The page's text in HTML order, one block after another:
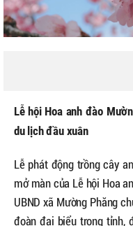
Lễ hội Hoa anh đào
du lịch đầu xuân
Lễ phát động trồng cây
mở màn của Lễ hội Hoa
UBND xã Mường Phăng
đoàn đại biểu trong tỉnh,